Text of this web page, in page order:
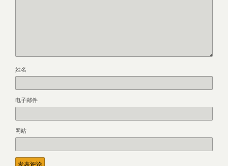
姓名
电子邮件
网站